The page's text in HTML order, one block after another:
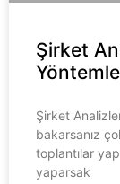
Şirket
Şirket
bakarsanız
toplantılar
yaparsak